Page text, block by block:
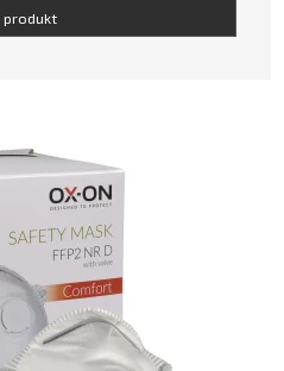
produkt